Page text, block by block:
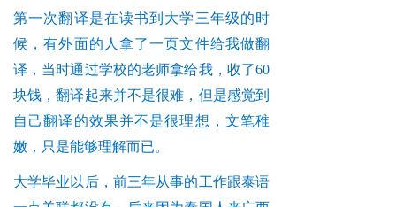
第一次翻译是在读书到大学三年级的时
候，有外面的人拿了一页文件给我做翻
译，当时通过学校的老师拿给我，收了60
块钱，翻译起来并不是很难，但是感觉到
自己翻译的效果并不是很理想，文笔稚
嫩，只是能够理解而已。
大学毕业以后，前三年从事的工作跟泰语